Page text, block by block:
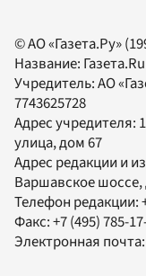
© АО «Газета.Ру»
Название: Газета.Ru
Учредитель:АО
7743625728
Адрес учредителя:
улица, дом 67
Адрес редакции и
Варшавское шоссе,
Телефон редакции:
Факс:+7 (495) 785-
Электронная почта: